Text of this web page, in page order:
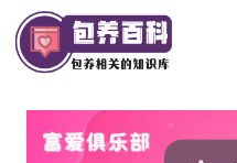
Skip
to
content